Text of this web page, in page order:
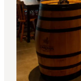
Quoi faire
Planifiez